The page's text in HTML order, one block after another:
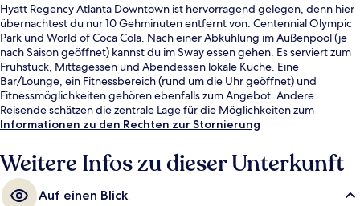
Hyatt Regency Atlanta Downtown ist hervorragend gelegen, denn hier
übernachtest du nur 10 Gehminuten entfernt von: Centennial Olympic
Park und World of Coca Cola. Nach einer Abkühlung im Außenpool (je
nach Saison geöffnet) kannst du im Sway essen gehen. Es serviert zum
Frühstück, Mittagessen und Abendessen lokale Küche. Eine
Bar/Lounge, ein Fitnessbereich (rund um die Uhr geöffnet) und
Fitnessmöglichkeiten gehören ebenfalls zum Angebot. Andere
Reisende schätzen die zentrale Lage für die Möglichkeiten zum
Sightseeing und die Nähe zu öffentlichen Verkehrsmitteln: Die Station
Gehminuten entfernt.
Informationen zu den Rechten zur Stornierung
Weitere Infos zu dieser Unterkunft
Auf einen Blick